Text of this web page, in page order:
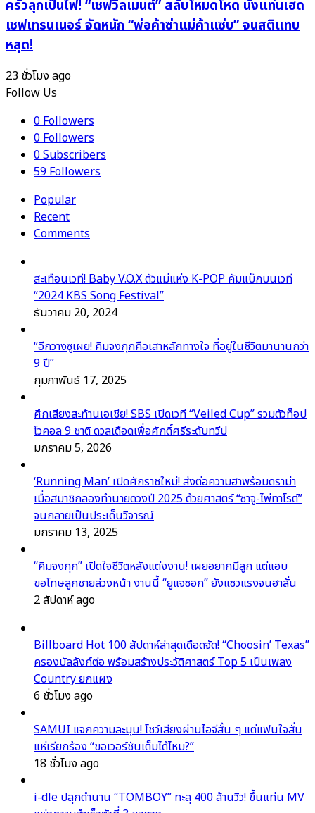
กิน
กิน
กิน”
แล้ว
อารมณ์
แน่นอน!
ครัวลุกเป็นไฟ! “เชฟวิลเมนต์” สลับโหมดโหด นั่งแท่นเฮด
เชฟเทรนเนอร์ จัดหนัก “พ่อค้าซ่าแม่ค้าแซ่บ” จนสติแทบ
หลุด!
23 ชั่วโมง ago
Follow Us
0Followers
0Followers
0Subscribers
59Followers
Popular
Recent
Comments
สะเทือนเวที! Baby V.O.X ตัวแม่แห่ง K-POP คัมแบ็กบนเวที
“2024 KBS Song Festival”
ธันวาคม 20, 2024
“อีกวางซูเผย! คิมจงกุกคือเสาหลักทางใจ ที่อยู่ในชีวิตมานานกว่า
9 ปี”
กุมภาพันธ์ 17, 2025
ศึกเสียงสะท้านเอเชีย! SBS เปิดเวที “Veiled Cup” รวมตัวท็อป
โวคอล 9 ชาติ ดวลเดือดเพื่อศักดิ์ศรีระดับทวีป
มกราคม 5, 2026
‘Running Man’ เปิดศักราชใหม่! ส่งต่อความฮาพร้อมดราม่า
เมื่อสมาชิกลองทำนายดวงปี 2025 ด้วยศาสตร์ “ซาจู-ไพ่ทาโรต์”
จนกลายเป็นประเด็นวิจารณ์
มกราคม 13, 2025
“คิมจงกุก” เปิดใจชีวิตหลังแต่งงาน! เผยอยากมีลูก แต่แอบ
ขอโทษลูกชายล่วงหน้า งานนี้ “ยูแจซอก” ยังแซวแรงจนฮาลั่น
2 สัปดาห์ ago
Billboard Hot 100 สัปดาห์ล่าสุดเดือดจัด! “Choosin’ Texas”
ครองบัลลังก์ต่อ พร้อมสร้างประวัติศาสตร์ Top 5 เป็นเพลง
Country ยกแผง
6 ชั่วโมง ago
SAMUI แจกความละมุน! โชว์เสียงผ่านไอจีสั้น ๆ แต่แฟนใจสั่น
แห่เรียกร้อง “ขอเวอร์ชันเต็มได้ไหม?”
18 ชั่วโมง ago
i-dle ปลุกตำนาน “TOMBOY” ทะลุ 400 ล้านวิว! ขึ้นแท่น MV